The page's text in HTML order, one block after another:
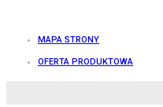
MAPA STRONY
OFERTA PRODUKTOWA